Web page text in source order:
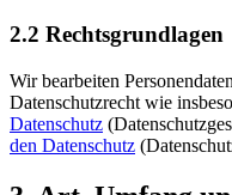
2.2 Rechts­grundlagen
Wir bearbeiten
Daten­schutz­recht wie
Daten­schutz
den Daten­schutz